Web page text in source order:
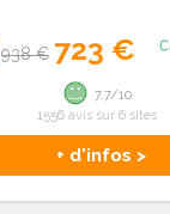
938 € 723 €
+ d'infos >
7.7/10
1556 avis sur 6 sites